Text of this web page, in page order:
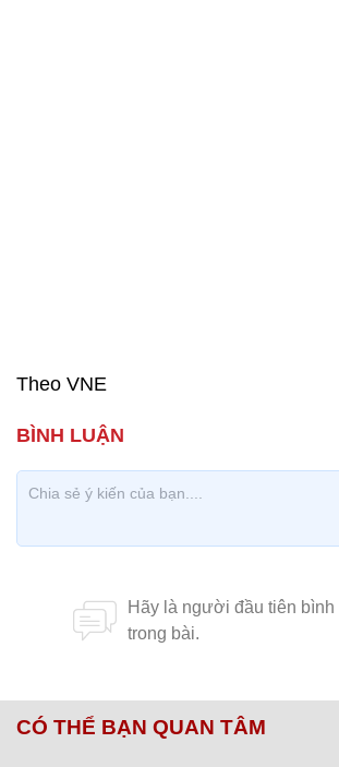
Theo VNE
CÓ THỂ BẠN QUAN TÂM